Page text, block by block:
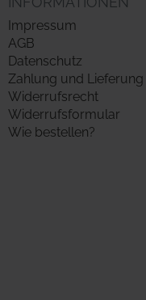
Impressum
AGB
Datenschutz
Zahlung und Lieferung
Widerrufsrecht
Widerrufsformular
Wie bestellen?